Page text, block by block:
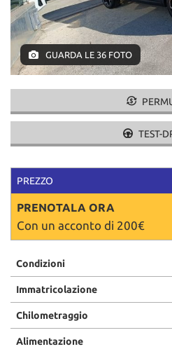
GUARDA LE 36 FOTO
TEST-
PREZZO
PRENOTALA ORA
Con un acconto di 200€
Condizioni
Immatricolazione
Chilometraggio
Alimentazione
tracciamento
che
adottiamo
per
offrire
le
funzionalità
svolgere
attività
descritte.
Per
ottenere
maggiori
informazioni
sull'utilità
e
sul
di
questi
strumenti